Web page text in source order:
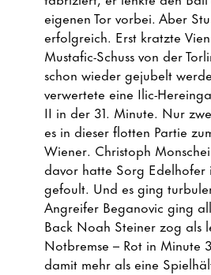
eigenen Tor vorbei. Aber
erfolgreich. Erst kratzte
Mustafic-Schuss von der
schon wieder gejubelt
verwertete eine Ilic-
II in der 31. Minute. Nur
es in dieser flotten Partie
Wiener. Christoph
davor hatte Sorg
gefoult. Und es ging
Angreifer Beganovic ging
Back Noah Steiner zog als
Notbremse – Rot in Minute
damit mehr als eine